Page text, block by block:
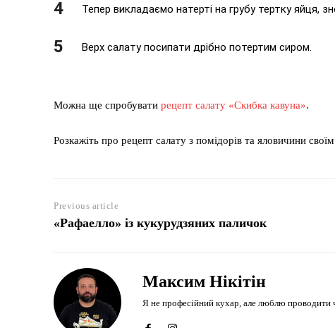
Тепер викладаємо натерті на грубу тертку яйця,
Верх салату посипати дрібно потертим сиром.
Можна ще спробувати рецепт салату «Скибка кавуна».
Розкажіть про рецепт салату з помідорів та яловичини
Previous article
«Рафаелло» із кукурудзяних паличок
Максим Нікітін
Я не професійний кухар, але люблю проводити